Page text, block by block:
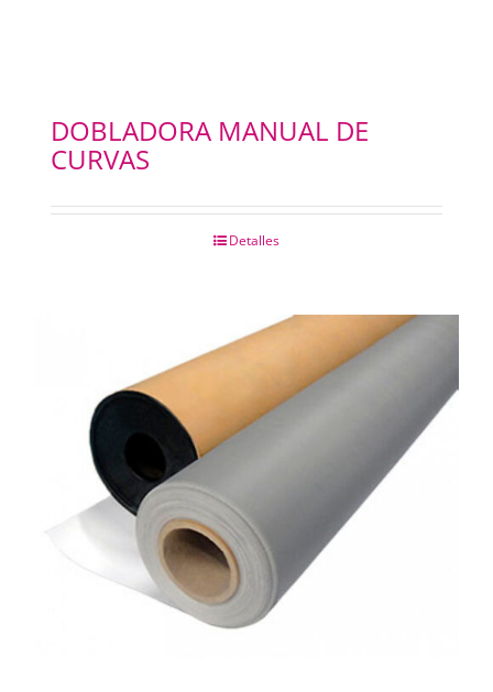
DOBLADORA MANUAL DE
CURVAS
Detalles